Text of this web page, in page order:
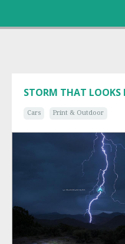
STORM THAT LOOKS
Cars Print & Outdoor